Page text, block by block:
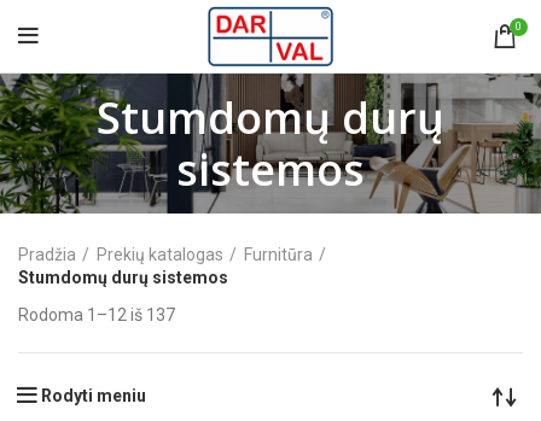
0
Stumdomų durų
sistemos
Pradžia Prekių katalogas
Furnitūra
Stumdomų durų sistemos
Rodoma 1–12 iš 137
Rodyti meniu